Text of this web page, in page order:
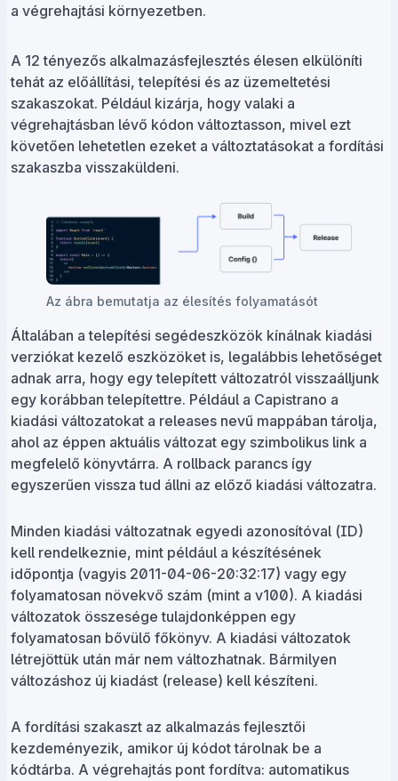
a végrehajtási környezetben.
A 12 tényezős alkalmazásfejlesztés élesen elkülöníti
tehát az előállítási, telepítési és az üzemeltetési
szakaszokat. Például kizárja, hogy valaki a
végrehajtásban lévő kódon változtasson, mivel ezt
követően lehetetlen ezeket a változtatásokat a fordítási
szakaszba visszaküldeni.
Az ábra bemutatja az élesítés folyamatásót
Általában a telepítési segédeszközök kínálnak kiadási
verziókat kezelő eszközöket is, legalábbis lehetőséget
adnak arra, hogy egy telepített változatról visszaálljunk
egy korábban telepítettre. Például a Capistrano a
kiadási változatokat a releases nevű mappában tárolja,
ahol az éppen aktuális változat egy szimbolikus link a
megfelelő könyvtárra. A rollback parancs így
egyszerűen vissza tud állni az előző kiadási változatra.
Minden kiadási változatnak egyedi azonosítóval (ID)
kell rendelkeznie, mint például a készítésének
időpontja (vagyis 2011-04-06-20:32:17) vagy egy
folyamatosan növekvő szám (mint a v100). A kiadási
változatok összesége tulajdonképpen egy
folyamatosan bővülő főkönyv. A kiadási változatok
létrejöttük után már nem változhatnak. Bármilyen
változáshoz új kiadást (release) kell készíteni.
A fordítási szakaszt az alkalmazás fejlesztői
kezdeményezik, amikor új kódot tárolnak be a
kódtárba. A végrehajtás pont fordítva: automatikus